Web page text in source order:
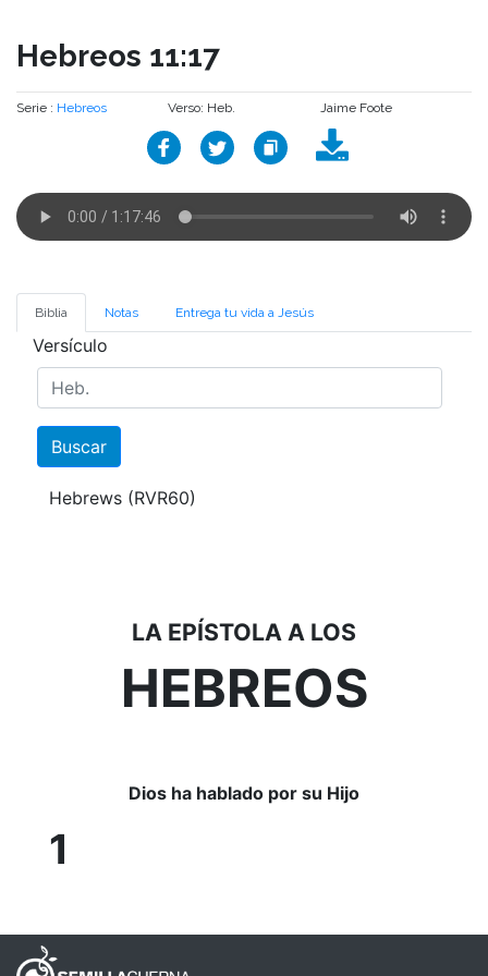
Hebreos 11:17
Serie : Hebreos Verso: Heb. Jaime Foote
Biblia Notas Entrega tu vida a Jesús